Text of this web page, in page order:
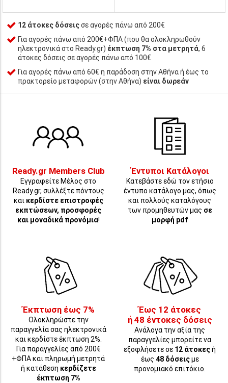
12 άτοκες δόσειςσε αγορές πάνω από 200€
Για αγορές πάνω από 200€+ΦΠΑ (που θα ολοκληρωθούν
ηλεκτρονικά στο Ready.gr) έκπτωση 7% στα μετρητά, 6
άτοκες δόσεις σε αγορές πάνω από 100€
Για αγορές πάνω από 60€ η παράδοση στην Αθήνα ή έως το
πρακτορείο μεταφορών (στην Αθήνα) είναι δωρεάν
Ready.gr Members Club
Εγγραφείτε Μέλος στο
Ready.gr, συλλέξτε πόντους
και κερδίστε επιστροφές
εκπτώσεων, προσφορές
και μοναδικά προνόμια!
Έντυποι Κατάλογοι
Κατεβάστε εδώ τον ετήσιο
έντυπο κατάλογο μας, όπως
και πολλούς καταλόγους
των προμηθευτών μας σε
μορφή pdf
Έκπτωση έως 7%
Ολοκληρώστε την
παραγγελία σας ηλεκτρονικά
και κερδίστε έκπτωση 2%.
Για παραγγελίες από 200€
+ΦΠΑ και πληρωμή μετρητά
ή κατάθεση κερδίζετε
έκπτωση 7%
Έως 12 άτοκες
ή 48 έντοκες δόσεις
Ανάλογα την αξία της
παραγγελίες μπορείτε να
εξοφλήσετε σε 12 άτοκεςή
έως 48 δόσειςμε
προνομιακό επιτόκιο.